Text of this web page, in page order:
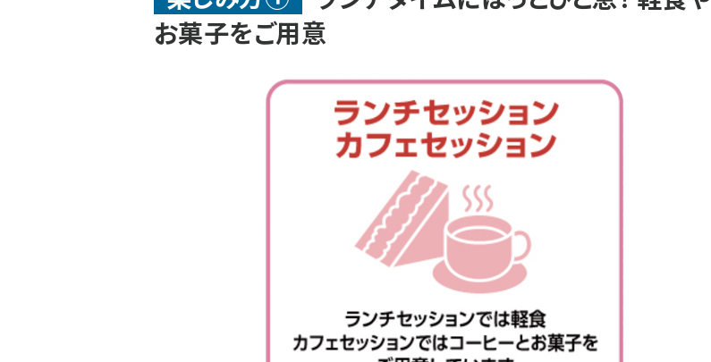
お菓子をご用意